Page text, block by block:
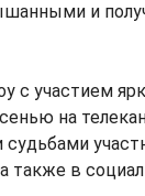
и
с участием
на
судьбами
также в